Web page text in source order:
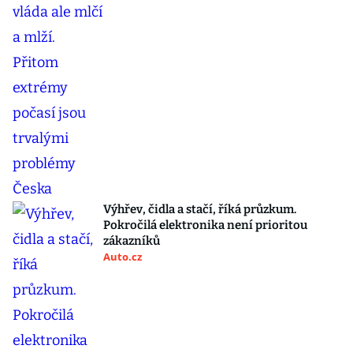
Výhřev, čidla a stačí, říká průzkum.
Pokročilá elektronika není prioritou
zákazníků
Auto.cz